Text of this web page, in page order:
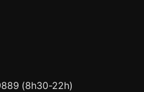
(8h30-22h)